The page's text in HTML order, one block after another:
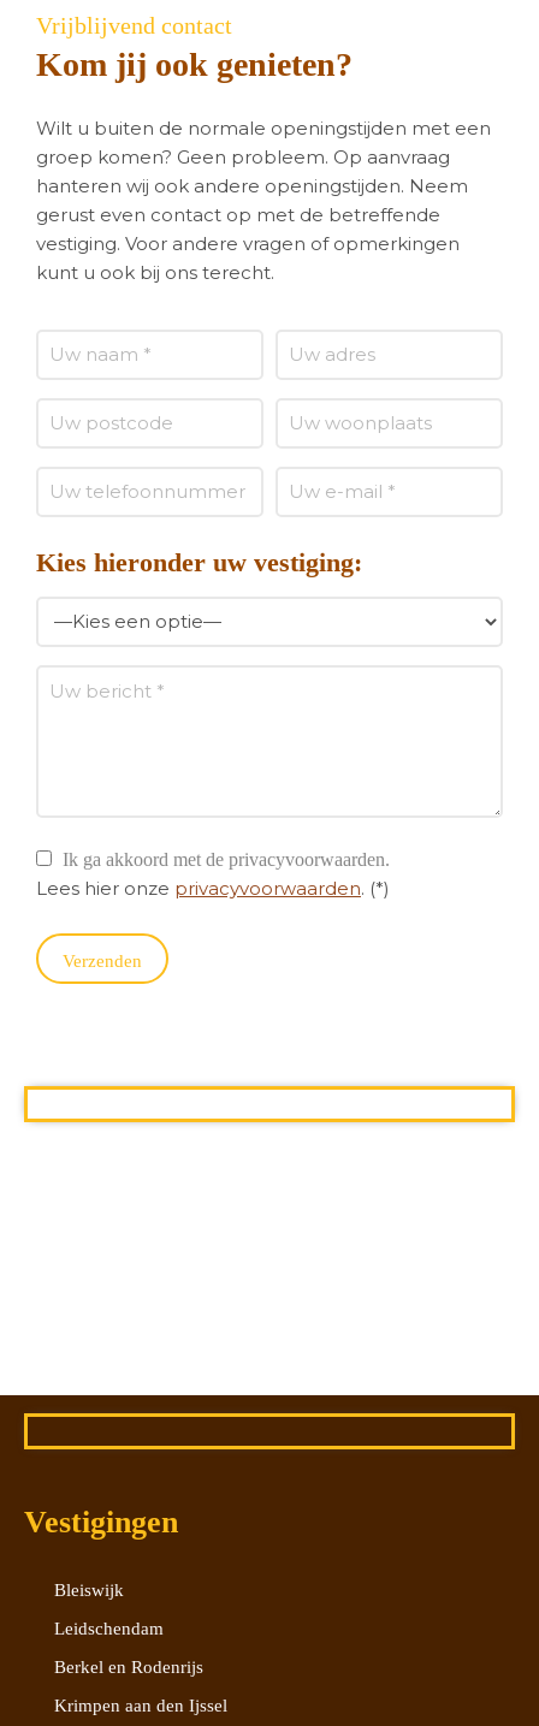
Vrijblijvend contact
Kom jij ook genieten?
Wilt u buiten de normale openingstijden met een
groep komen? Geen probleem. Op aanvraag
hanteren wij ook andere openingstijden. Neem
gerust even contact op met de betreffende
vestiging. Voor andere vragen of opmerkingen
kunt u ook bij ons terecht.
Kies hieronder uw vestiging:
Ik ga akkoord met de privacyvoorwaarden.
Lees hier onze privacyvoorwaarden. (*)
Vestigingen
Bleiswijk
Leidschendam
Berkel en Rodenrijs
Krimpen aan den Ijssel